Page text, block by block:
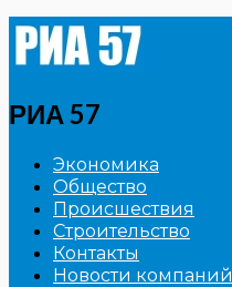
РИА 57
Экономика
Общество
Происшествия
Строительство
Контакты
Новости компаний